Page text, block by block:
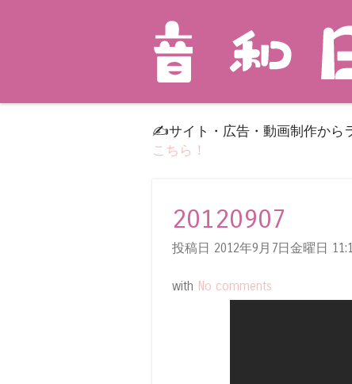
✍️サイト・広告・動画制作から
こちら！
20120907
投稿日 2012年9月7日金曜日
with No comments